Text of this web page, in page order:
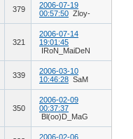
379
2006-07-19
00:57:50 Zloy-
321
2006-07-14
19:01:45
IRoN_MaiDeN
339
2006-03-10
10:46:28 SaM
350
2006-02-09
00:37:37
Bl(oo)D_MaG
2006-02-06